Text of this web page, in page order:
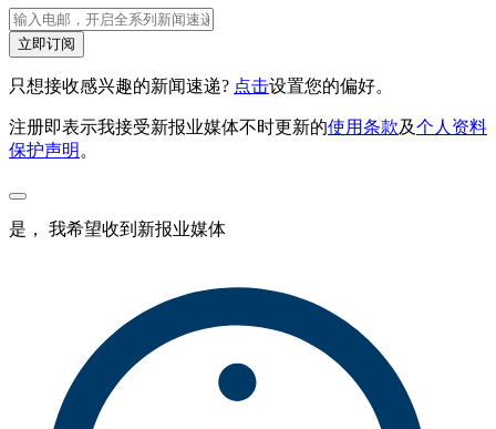
立即订阅
只想接收感兴趣的新闻速递? 点击设置您的偏好。
注册即表示我接受新报业媒体不时更新的使用条款及个人资料
保护声明 。
是， 我希望收到新报业媒体